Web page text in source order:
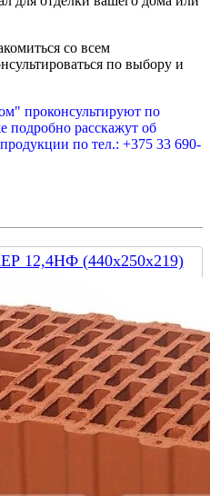
со всем
по выбору и
проконсультируют по
подробно расскажут об
по тел.: +375 33 690-
12,4НФ (440х250х219)